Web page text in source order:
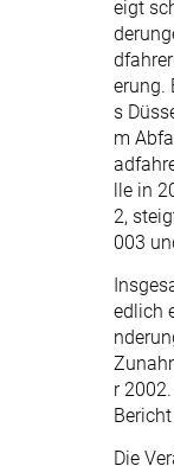
eigt
erung.
s
m
lle in
2,
003
edlich
r
Die